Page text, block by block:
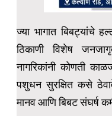
ज्या भागात बिबट्यांचे
ठिकाणी विशेष
नागरिकांनी कोणती
पशुधन सुरक्षित कसे
मानव आणि बिबट संघर्ष